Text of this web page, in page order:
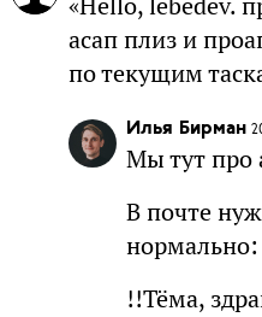
«Hello, lebedev.
асап плиз и
по текущим
Илья Бирман
Мы тут про
В почте
нормально:
!!Тёма,